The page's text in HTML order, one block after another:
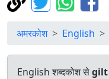
अमरकोश English
English शब्दकोश सेgilt